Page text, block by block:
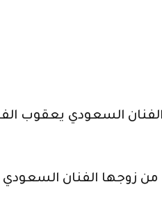
السعودي يعقوب
زوجها الفنان